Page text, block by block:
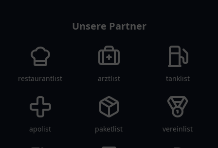
Unsere Partner
restaurantlist arztlist tanklist
apolist paketlist vereinlist